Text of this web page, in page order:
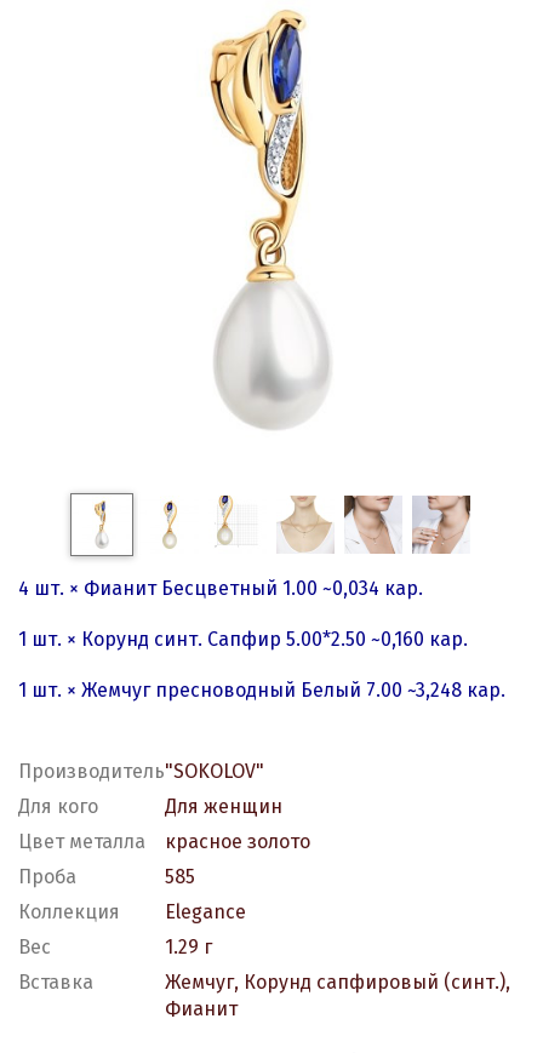
4 шт. × Фианит Бесцветный 1.00 ~0,034 кар.
1 шт. × Корунд синт. Сапфир 5.00*2.50 ~0,160 кар.
1 шт. × Жемчуг пресноводный Белый 7.00 ~3,248 кар.
Производитель"SOKOLOV"
Для кого
Для женщин
Цвет металла
красное золото
Проба
585
Коллекция
Elegance
Вес
1.29 г
Вставка
Жемчуг, Корунд сапфировый (синт.),
Фианит